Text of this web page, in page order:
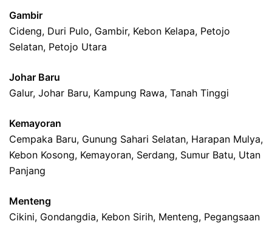
Gambir
Cideng, Duri Pulo, Gambir, Kebon Kelapa, Petojo
Selatan, Petojo Utara
Johar Baru
Galur, Johar Baru, Kampung Rawa, Tanah Tinggi
Kemayoran
Cempaka Baru, Gunung Sahari Selatan, Harapan Mulya,
Kebon Kosong, Kemayoran, Serdang, Sumur Batu, Utan
Panjang
Menteng
Cikini, Gondangdia, Kebon Sirih, Menteng, Pegangsaan